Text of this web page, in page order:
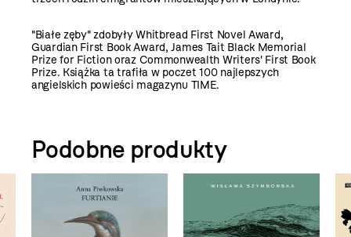
"Białe zęby" zdobyły Whitbread First Novel Award,
Guardian First Book Award, James Tait Black Memorial
Prize for Fiction oraz Commonwealth Writers' First Book
Prize. Książka ta trafiła w poczet 100 najlepszych
angielskich powieści magazynu TIME.
Podobne produkty